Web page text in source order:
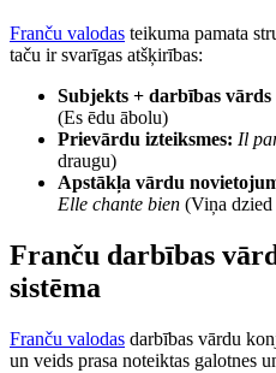
Franču valodas teikuma pamata
taču ir svarīgas atšķirības:
Subjekts + darbības vārds
(Es ēdu ābolu)
Prievārdu izteiksmes: Il
draugu)
Apstākļa vārdu
Elle chante bien (Viņa
Franču darbības
sistēma
Franču valodas darbības vārdu
un veids prasa noteiktas galotnes